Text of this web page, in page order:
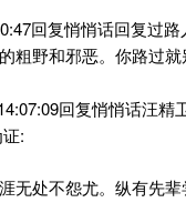
回复悄悄话回复过
粗野和邪恶。你路过
回复悄悄话汪精
:
无处不怨尤。纵有先